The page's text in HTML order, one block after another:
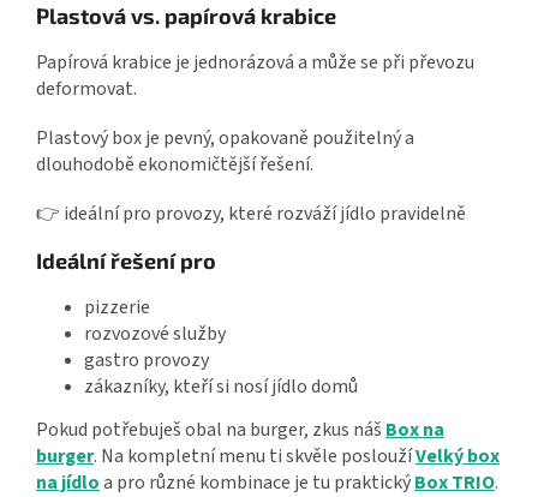
Plastová vs. papírová krabice
Papírová krabice je jednorázová a může se při převozu
deformovat.
Plastový box je pevný, opakovaně použitelný a
dlouhodobě ekonomičtější řešení.
👉 ideální pro provozy, které rozváží jídlo pravidelně
Ideální řešení pro
pizzerie
rozvozové služby
gastro provozy
zákazníky, kteří si nosí jídlo domů
Pokud potřebuješ obal na burger, zkus náš Box na
burger. Na kompletní menu ti skvěle posloužíVelký box
na jídloa pro různé kombinace je tu praktickýBox TRIO.